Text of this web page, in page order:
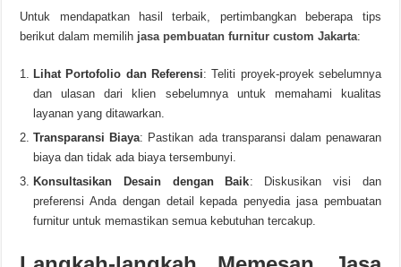
Untuk mendapatkan hasil terbaik, pertimbangkan beberapa tips
berikut dalam memilih jasa pembuatan furnitur custom Jakarta:
Lihat Portofolio dan Referensi: Teliti proyek-proyek sebelumnya
dan ulasan dari klien sebelumnya untuk memahami kualitas
layanan yang ditawarkan.
Transparansi Biaya: Pastikan ada transparansi dalam penawaran
biaya dan tidak ada biaya tersembunyi.
Konsultasikan Desain dengan Baik: Diskusikan visi dan
preferensi Anda dengan detail kepada penyedia jasa pembuatan
furnitur untuk memastikan semua kebutuhan tercakup.